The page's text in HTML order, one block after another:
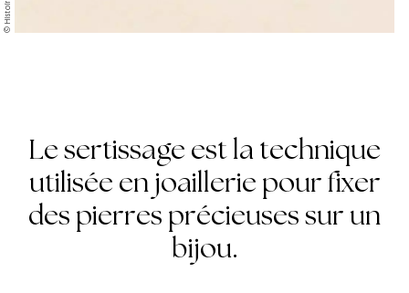
Le sertissage est la technique
utilisée en joaillerie pour fixer
des pierres précieuses sur un
bijou.